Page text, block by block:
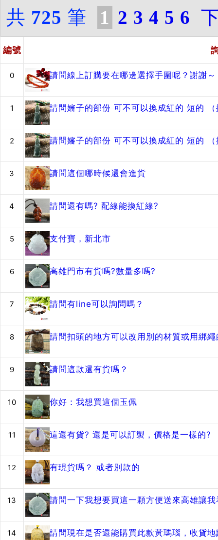
共 725 筆 1 2 3 4 5 6
編號
0 請問線上訂購要在哪邊選擇手圍呢？謝謝～
1 請問嬸子的部份 可不可以換成紅的 短的
2 請問嬸子的部份 可不可以換成紅的 短的
3 請問這個哪時候還會進貨
4 請問還有嗎? 配線能換紅線?
5 支付寶，新北市
6 高雄門市有貨嗎?數量多嗎?
7 請問有line可以詢問嗎？
8 請問扣頭的地方可以改用別的材質或用綁
9 請問這款還有貨嗎？
10 你好：我想買這個玉佩
11 這還有貨? 還是可以訂製，價格是一樣的?
12 有現貨嗎？ 或者別款的
13 請問一下我想要買這一顆方便送來高雄讓
14 請問現在是否還能購買此款黃瑪瑙，收貨